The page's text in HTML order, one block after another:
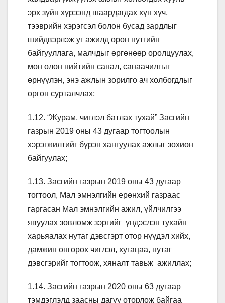
эрх зүйн хүрээнд шаардагдах хүн хүч,
тээврийн хэрэгсэл болон бусад зардлыг
шийдвэрлэж уг ажилд орон нутгийн
байгууллага, малчдыг өргөнөөр оролцуулах,
мөн олон нийтийн санал, санаачилгыг
өрнүүлэн, энэ ажлын зорилго ач холбогдлыг
өргөн сурталчлах;
1.12. “Журам, чиглэл батлах тухай” Засгийн
газрын 2019 оны 43 дугаар тогтоолын
хэрэгжилтийг бүрэн хангуулах ажлыг зохион
байгуулах;
1.13. Засгийн газрын 2019 оны 43 дугаар
тогтоол, Мал эмнэлгийн ерөнхий газраас
гаргасан Мал эмнэлгийн ажил, үйлчилгээ
явуулах зөвлөмж зэргийг үндэслэн тухайн
харьяалах нутаг дэвсгэрт отор нүүдэл хийх,
дамжин өнгөрөх чиглэл, хугацаа, нутаг
дэвсгэрийг тогтоож, хяналт тавьж ажиллах;
1.14. Засгийн газрын 2020 оны 63 дугаар
тэмдэглэлд заасны дагуу оторлож байгаа